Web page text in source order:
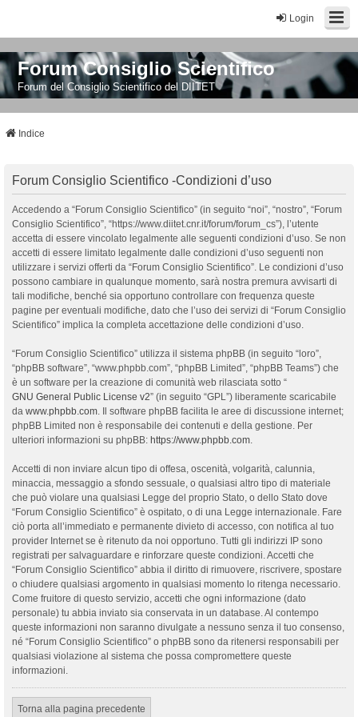
Login
Forum Consiglio Scientifico
Forum del Consiglio Scientifico del DIITET
Indice
Forum Consiglio Scientifico -Condizioni d’uso
Accedendo a “Forum Consiglio Scientifico” (in seguito “noi”, “nostro”, “Forum
Consiglio Scientifico”, “https://www.diitet.cnr.it/forum/forum_cs”), l’utente
accetta di essere vincolato legalmente alle seguenti condizioni d’uso. Se non
accetti di essere limitato legalmente dalle condizioni d’uso seguenti non
utilizzare i servizi offerti da “Forum Consiglio Scientifico”. Le condizioni d’uso
possono cambiare in qualunque momento, sarà nostra premura avvisarti di
tali modifiche, benché sia opportuno controllare con frequenza queste
pagine per eventuali modifiche, dato che l’uso dei servizi di “Forum Consiglio
Scientifico” implica la completa accettazione delle condizioni d’uso.
“Forum Consiglio Scientifico” utilizza il sistema phpBB (in seguito “loro”,
“phpBB software”, “www.phpbb.com”, “phpBB Limited”, “phpBB Teams”) che
è un software per la creazione di comunità web rilasciata sotto “
GNU General Public License v2” (in seguito “GPL”) liberamente scaricabile
da www.phpbb.com. Il software phpBB facilita le aree di discussione internet;
phpBB Limited non è responsabile dei contenuti e della gestione. Per
ulteriori informazioni su phpBB: https://www.phpbb.com.
Accetti di non inviare alcun tipo di offesa, oscenità, volgarità, calunnia,
minaccia, messaggio a sfondo sessuale, o qualsiasi altro tipo di materiale
che può violare una qualsiasi Legge del proprio Stato, o dello Stato dove
“Forum Consiglio Scientifico” è ospitato, o di una Legge internazionale. Fare
ciò porta all’immediato e permanente divieto di accesso, con notifica al tuo
provider Internet se è ritenuto da noi opportuno. Tutti gli indirizzi IP sono
registrati per salvaguardare e rinforzare queste condizioni. Accetti che
“Forum Consiglio Scientifico” abbia il diritto di rimuovere, riscrivere, spostare
o chiudere qualsiasi argomento in qualsiasi momento lo ritenga necessario.
Come fruitore di questo servizio, accetti che ogni informazione (dato
personale) tu abbia inviato sia conservata in un database. Al contempo
queste informazioni non saranno divulgate a nessuno senza il tuo consenso,
né “Forum Consiglio Scientifico” o phpBB sono da ritenersi responsabili per
qualsiasi violazione al sistema che possa compromettere queste
informazioni.
Torna alla pagina precedente